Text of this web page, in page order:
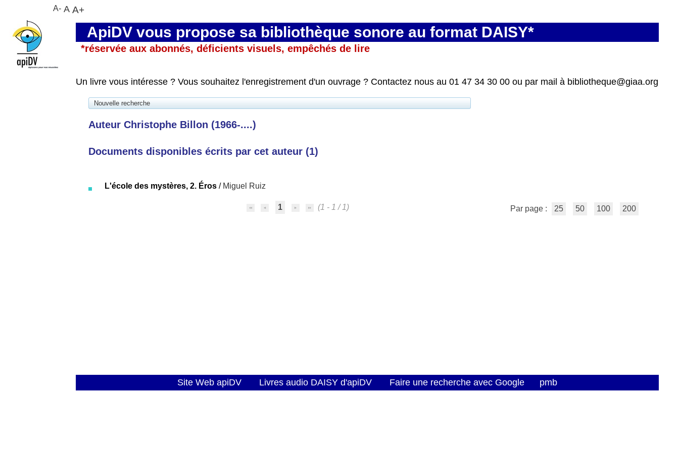
ApiDV vous propose sa bibliothèque sonore au format DAISY*
*réservée aux abonnés, déficients visuels, empêchés de lire
Un livre vous intéresse ? Vous souhaitez l'enregistrement d'un ouvrage ? Contactez nous au 01 47 34 30 00 ou par mail à bibliotheque@giaa.org
Nouvelle recherche
Auteur Christophe Billon (1966-....)
Documents disponibles écrits par cet auteur (1)
L'école des mystères, 2. Éros / Miguel Ruiz
1 (1 - 1 / 1) Par page : 25 50 100 200
Site Web apiDV Livres audio DAISY d'apiDV Faire une recherche avec Google pmb
A- A A+